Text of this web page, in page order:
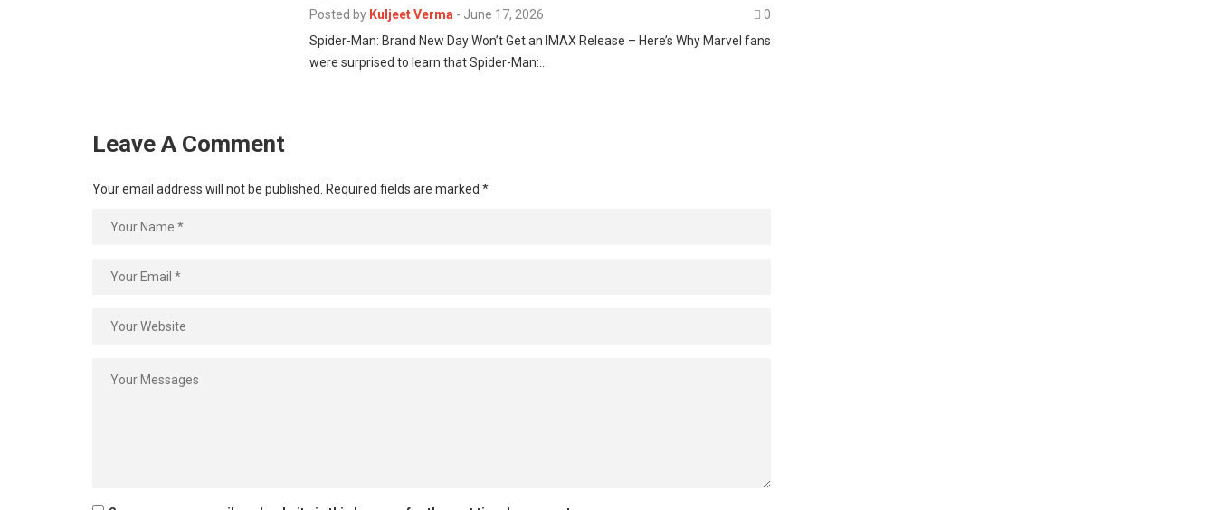
Posted by Kuljeet Verma - June 17, 2026
0
Spider-Man: Brand New Day Won’t Get an IMAX Release – Here’s Why Marvel fans
were surprised to learn that Spider-Man:…
Leave A Comment
Your email address will not be published. Required fields are marked *